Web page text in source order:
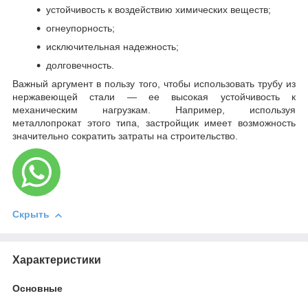
устойчивость к воздействию химических веществ;
огнеупорность;
исключительная надежность;
долговечность.
Важный аргумент в пользу того, чтобы использовать трубу из
нержавеющей стали — ее высокая устойчивость к
механическим нагрузкам. Например, используя
металлопрокат этого типа, застройщик имеет возможность
значительно сократить затраты на строительство.
Скрыть
Характеристики
Основные